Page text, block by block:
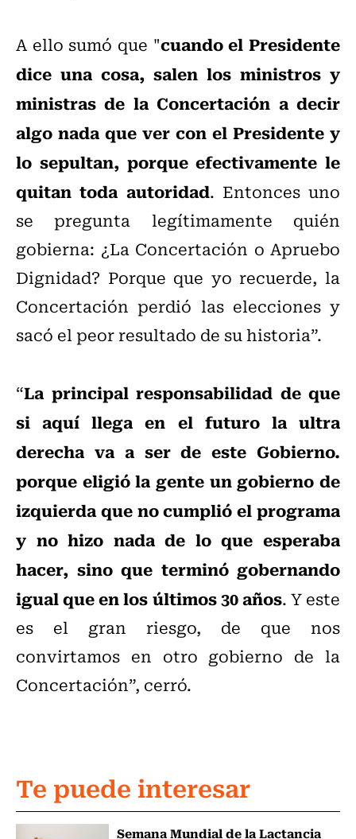
A ello sumó que "cuando el Presidente
dice una cosa, salen los ministros y
ministras de la Concertación a decir
algo nada que ver con el Presidente y
lo sepultan, porque efectivamente le
quitan toda autoridad. Entonces uno
se pregunta legítimamente quién
gobierna: ¿La Concertación o Apruebo
Dignidad? Porque que yo recuerde, la
Concertación perdió las elecciones y
sacó el peor resultado de su historia”.
“La principal responsabilidad de que
si aquí llega en el futuro la ultra
derecha va a ser de este Gobierno.
porque eligió la gente un gobierno de
izquierda que no cumplió el programa
y no hizo nada de lo que esperaba
hacer, sino que terminó gobernando
igual que en los últimos 30 años. Y este
es el gran riesgo, de que nos
convirtamos en otro gobierno de la
Concertación”, cerró.
Te puede interesar
Semana Mundial de la Lactancia